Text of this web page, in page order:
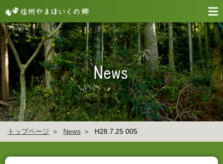
トップページ News H28.7.25 005